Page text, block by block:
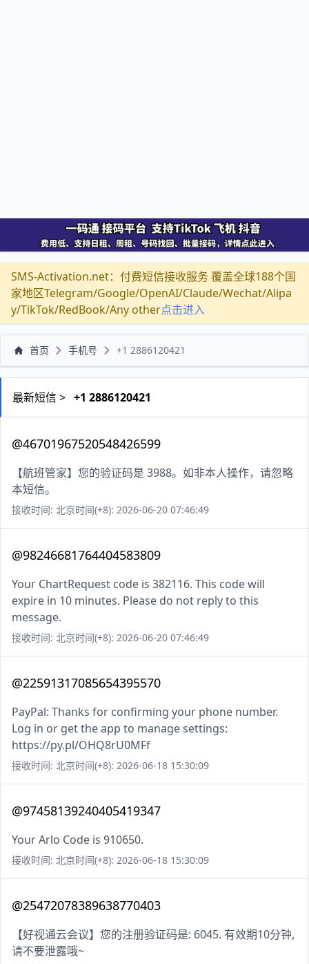
SMS-Activation.net：付费短信接收服务 覆盖全球188个国
家地区Telegram/Google/OpenAI/Claude/Wechat/Alipa
y/TikTok/RedBook/Any other点击进入
首页 手机号 +1 2886120421
最新短信 > +1 2886120421
@46701967520548426599
【航班管家】您的验证码是 3988。如非本人操作，请忽略
本短信。
接收时间: 北京时间(+8): 2026-06-20 07:46:49
@98246681764404583809
Your ChartRequest code is 382116. This code will
expire in 10 minutes. Please do not reply to this
message.
接收时间: 北京时间(+8): 2026-06-20 07:46:49
@22591317085654395570
PayPal: Thanks for confirming your phone number.
Log in or get the app to manage settings:
https://py.pl/OHQ8rU0MFf
接收时间: 北京时间(+8): 2026-06-18 15:30:09
@97458139240405419347
Your Arlo Code is 910650.
接收时间: 北京时间(+8): 2026-06-18 15:30:09
@25472078389638770403
【好视通云会议】您的注册验证码是: 6045. 有效期10分钟,
请不要泄露哦~